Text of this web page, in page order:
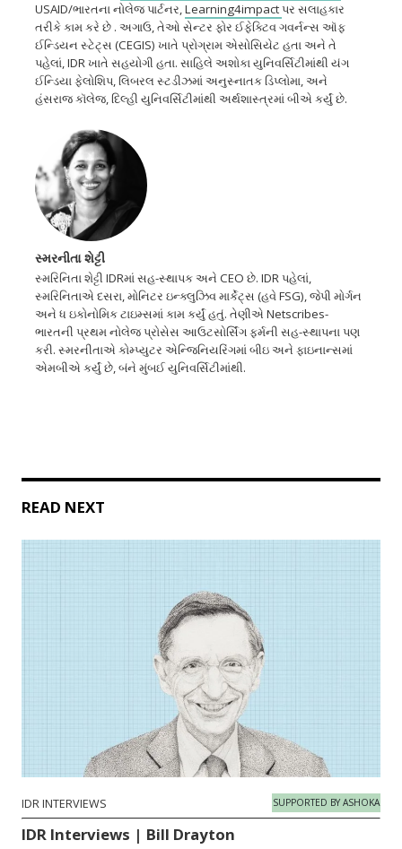
USAID/ભારતના નોલેજ પાર્ટનર,Learning4impactપર સલાહકાર
તરીકે કામ કરે છે . અગાઉ, તેઓ સેન્ટર ફોર ઈફેક્ટિવ ગવર્નન્સ ઑફ
ઈન્ડિયન સ્ટેટ્સ (CEGIS) ખાતે પ્રોગ્રામ એસોસિયેટ હતા અને તે
પહેલાં, IDR ખાતે સહયોગી હતા. સાહિલે અશોકા યુનિવર્સિટીમાંથી યંગ
ઈન્ડિયા ફેલોશિપ, લિબરલ સ્ટડીઝમાં અનુસ્નાતક ડિપ્લોમા, અને
હંસરાજ કૉલેજ, દિલ્હી યુનિવર્સિટીમાંથી અર્થશાસ્ત્રમાં બીએ કર્યું છે.
સ્મરનીતા શેટ્ટી
સ્મરિનિતા શેટ્ટી IDRમાં સહ-સ્થાપક અને CEO છે. IDR પહેલાં,
સ્મરિનિતાએ દસરા, મોનિટર ઇન્ક્લુઝિવ માર્કેટ્સ (હવે FSG), જેપી મોર્ગન
અને ધ ઇકોનોમિક ટાઇમ્સમાં કામ કર્યું હતું. તેણીએ Netscribes-
ભારતની પ્રથમ નોલેજ પ્રોસેસ આઉટસોર્સિંગ ફર્મની સહ-સ્થાપના પણ
કરી. સ્મરનીતાએ કોમ્પ્યુટર એન્જિનિયરિંગમાં બીઇ અને ફાઇનાન્સમાં
એમબીએ કર્યું છે, બંને મુંબઈ યુનિવર્સિટીમાંથી.
READ NEXT
IDR INTERVIEWS SUPPORTED BY ASHOKA
IDR Interviews | Bill Drayton